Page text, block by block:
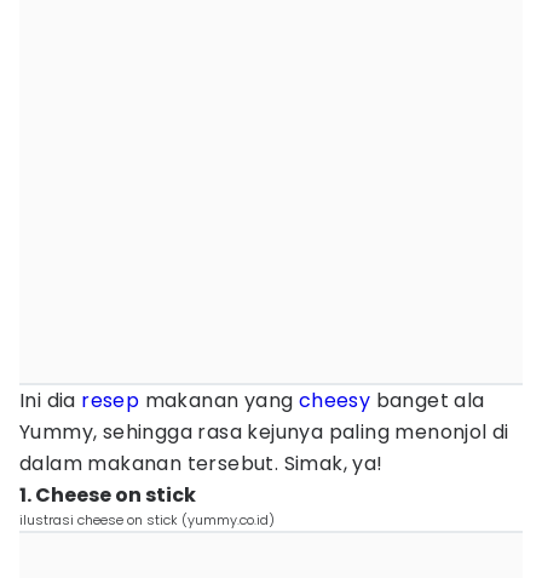
Ini dia resep makanan yang cheesy banget ala
Yummy, sehingga rasa kejunya paling menonjol di
dalam makanan tersebut. Simak, ya!
1. Cheese on stick
ilustrasi cheese on stick (yummy.co.id)